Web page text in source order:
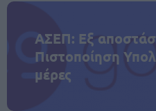
ΑΣΕΠ: Εξ
Πιστοποίηση
μέρες